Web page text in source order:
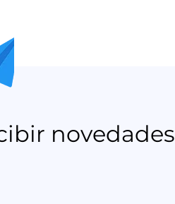
novedades